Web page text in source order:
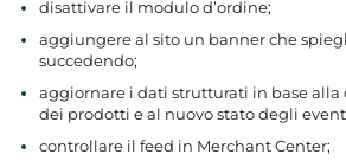
disattivare il modulo d’ordine;
aggiungere al sito un banner che
succedendo;
aggiornare i dati strutturati in base
dei prodotti e al nuovo stato degli
controllare il feed in Merchant Center;